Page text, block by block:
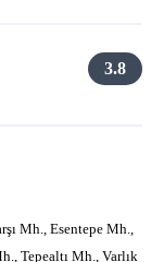
3.8
Mh., Esentepe Mh.,
Tepealtı Mh., Varlık